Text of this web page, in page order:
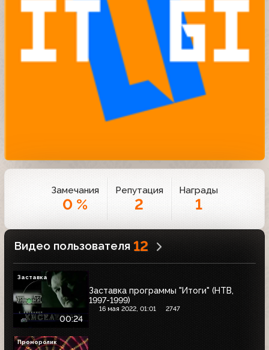
Замечания
0 %
Репутация
2
Награды
1
Видео пользователя 12
00:24
Заставка программы "Итоги" (НТВ,
1997-1999)
16 мая 2022, 01:01 2747
Заставка
Проморолик